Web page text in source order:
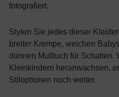
fotografiert.
Stylen Sie jedes dieser
breiter Krempe, weichen
dünnen Mulltuch für Schatten.
Kleinkindern heranwachsen,
Stiloptionen noch weiter.